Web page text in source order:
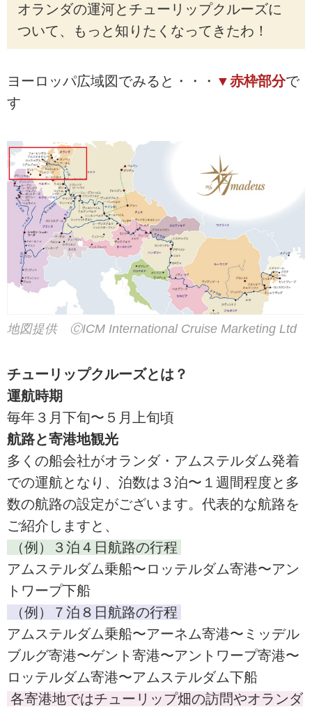
オランダの運河とチューリップクルーズに
ついて、もっと知りたくなってきたわ！
ヨーロッパ広域図でみると・・・ ▼赤枠部分で
す
地図提供 ⒸICM International Cruise Marketing Ltd
チューリップクルーズとは？
運航時期
毎年３月下旬〜５月上旬頃
航路と寄港地観光
多くの船会社がオランダ・アムステルダム発着
での運航となり、泊数は３泊〜１週間程度と多
数の航路の設定がございます。代表的な航路を
ご紹介しますと、
（例）３泊４日航路の行程
アムステルダム乗船〜ロッテルダム寄港〜アン
トワープ下船
（例）７泊８日航路の行程
アムステルダム乗船〜アーネム寄港〜ミッデル
ブルグ寄港〜ゲント寄港〜アントワープ寄港〜
ロッテルダム寄港〜アムステルダム下船
各寄港地ではチューリップ畑の訪問やオランダ